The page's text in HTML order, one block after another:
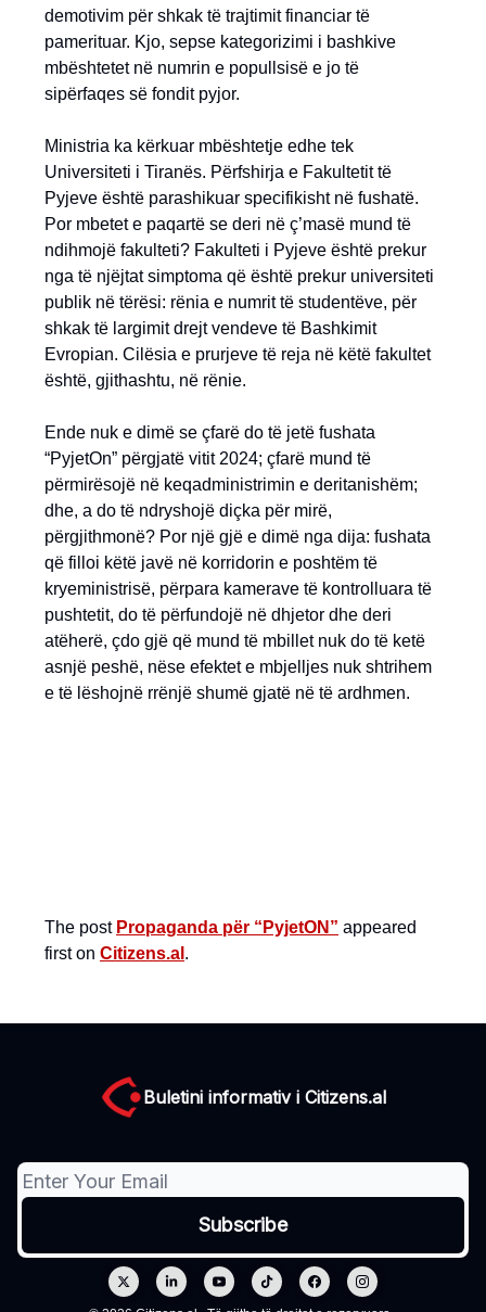
demotivim për shkak të trajtimit financiar të
pamerituar. Kjo, sepse kategorizimi i bashkive
mbështetet në numrin e popullsisë e jo të
sipërfaqes së fondit pyjor.
Ministria ka kërkuar mbështetje edhe tek
Universiteti i Tiranës. Përfshirja e Fakultetit të
Pyjeve është parashikuar specifikisht në fushatë.
Por mbetet e paqartë se deri në ç’masë mund të
ndihmojë fakulteti? Fakulteti i Pyjeve është prekur
nga të njëjtat simptoma që është prekur universiteti
publik në tërësi: rënia e numrit të studentëve, për
shkak të largimit drejt vendeve të Bashkimit
Evropian. Cilësia e prurjeve të reja në këtë fakultet
është, gjithashtu, në rënie.
Ende nuk e dimë se çfarë do të jetë fushata
“PyjetOn” përgjatë vitit 2024; çfarë mund të
përmirësojë në keqadministrimin e deritanishëm;
dhe, a do të ndryshojë diçka për mirë,
përgjithmonë? Por një gjë e dimë nga dija: fushata
që filloi këtë javë në korridorin e poshtëm të
kryeministrisë, përpara kamerave të kontrolluara të
pushtetit, do të përfundojë në dhjetor dhe deri
atëherë, çdo gjë që mund të mbillet nuk do të ketë
asnjë peshë, nëse efektet e mbjelljes nuk shtrihem
e të lëshojnë rrënjë shumë gjatë në të ardhmen.
The post Propaganda për “PyjetON” appeared
first on Citizens.al .
Buletini informativ i Citizens.al